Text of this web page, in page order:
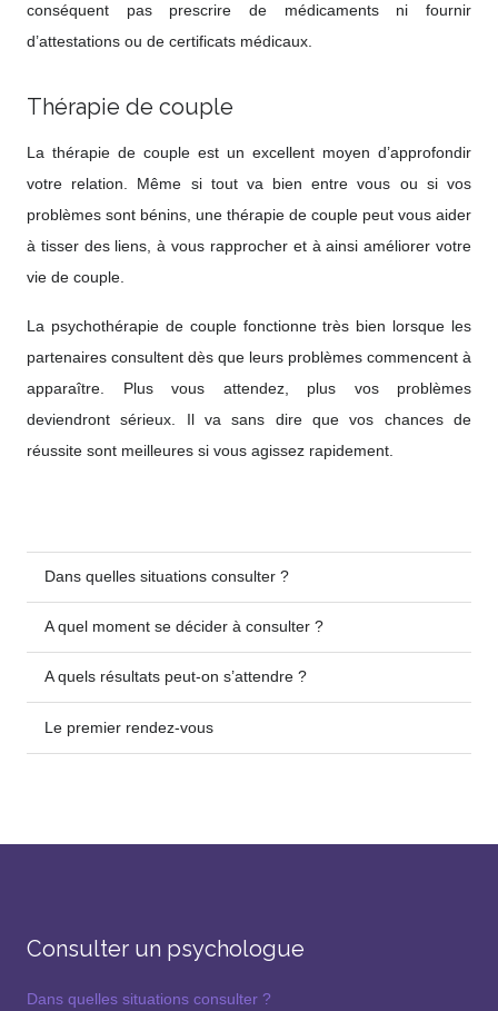
conséquent pas prescrire de médicaments ni fournir
d’attestations ou de certificats médicaux.
Thérapie de couple
La thérapie de couple est un excellent moyen d’approfondir
votre relation. Même si tout va bien entre vous ou si vos
problèmes sont bénins, une thérapie de couple peut vous aider
à tisser des liens, à vous rapprocher et à ainsi améliorer votre
vie de couple.
La psychothérapie de couple fonctionne très bien lorsque les
partenaires consultent dès que leurs problèmes commencent à
apparaître. Plus vous attendez, plus vos problèmes
deviendront sérieux. Il va sans dire que vos chances de
réussite sont meilleures si vous agissez rapidement.
Dans quelles situations consulter ?
A quel moment se décider à consulter ?
A quels résultats peut-on s’attendre ?
Le premier rendez-vous
Consulter un psychologue
Dans quelles situations consulter ?